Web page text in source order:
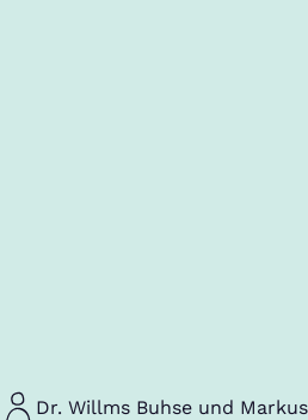
Dr. Willms Buhse und